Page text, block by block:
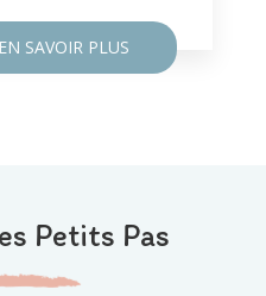
EN SAVOIR PLUS
Petits Pas